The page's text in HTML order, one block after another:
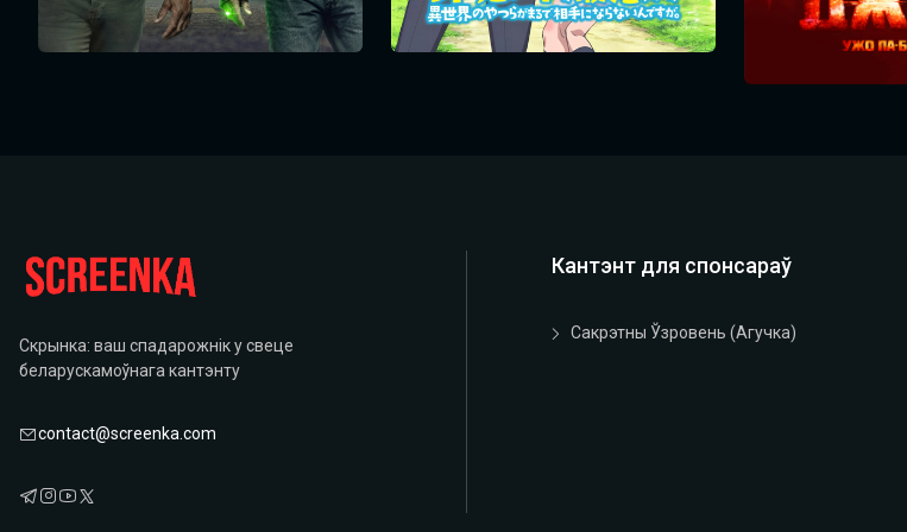
Скрынка: ваш спадарожнік у свеце
беларускамоўнага кантэнту
contact@screenka.com
Кантэнт для спонсараў
Сакрэтны Ўзровень (агучка)